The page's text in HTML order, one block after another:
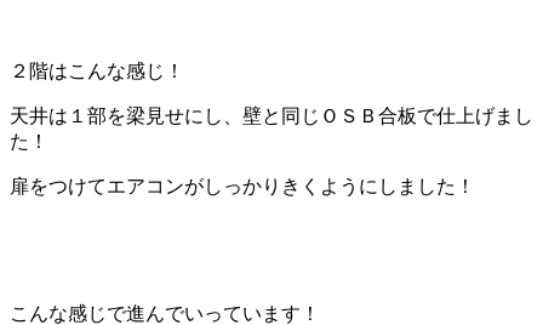
２階はこんな感じ！
天井は１部を梁見せにし、壁と同じＯＳＢ合板で仕上げまし
た！
扉をつけてエアコンがしっかりきくようにしました！
こんな感じで進んでいっています！